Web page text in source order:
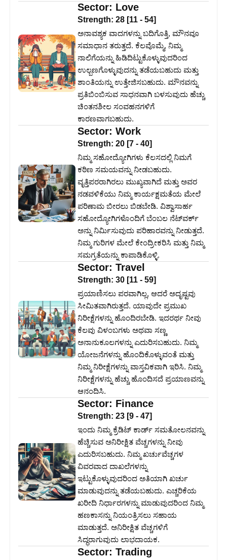
Sector: Love
Strength: 28 [11 - 54]
ಅನಾವಶ್ಯಕ ವಾದಗಳನ್ನು ಬದಿಗೊತ್ತಿ, ಮೌನವೂ
ಸಮಾಧಾನ ತರುತ್ತದೆ. ಕೆಲವೊಮ್ಮೆ, ನಿಮ್ಮ
ನಾಲಿಗೆಯನ್ನು ಹಿಡಿದಿಟ್ಟುಕೊಳ್ಳುವುದರಿಂದ
ಉಲ್ಬಣಗೊಳ್ಳುವುದನ್ನು ತಡೆಯಬಹುದು ಮತ್ತು
ಶಾಂತಿಯನ್ನು ಉತ್ತೇಜಿಸಬಹುದು. ಮೌನವನ್ನು
ಪ್ರತಿಬಿಂಬಿಸುವ ಸಾಧನವಾಗಿ ಬಳಸುವುದು ಹೆಚ್ಚು
ಚಿಂತನಶೀಲ ಸಂವಹನಗಳಿಗೆ
ಕಾರಣವಾಗಬಹುದು.
Sector: Work
Strength: 20 [7 - 40]
ನಿಮ್ಮ ಸಹೋದ್ಯೋಗಿಗಳು ಕೆಲಸದಲ್ಲಿ ನಿಮಗೆ
ಕಠಿಣ ಸಮಯವನ್ನು ನೀಡಬಹುದು.
ವೃತ್ತಿಪರರಾಗಿರಲು ಮುಖ್ಯವಾಗಿದೆ ಮತ್ತು ಅವರ
ನಡವಳಿಕೆಯು ನಿಮ್ಮ ಕಾರ್ಯಕ್ಷಮತೆಯ ಮೇಲೆ
ಪರಿಣಾಮ ಬೀರಲು ಬಿಡಬೇಡಿ. ವಿಶ್ವಾಸಾರ್ಹ
ಸಹೋದ್ಯೋಗಿಗಳೊಂದಿಗೆ ಬೆಂಬಲ ನೆಟ್‌ವರ್ಕ್
ಅನ್ನು ನಿರ್ಮಿಸುವುದು ಪರಿಹಾರವನ್ನು ನೀಡುತ್ತದೆ.
ನಿಮ್ಮ ಗುರಿಗಳ ಮೇಲೆ ಕೇಂದ್ರೀಕರಿಸಿ ಮತ್ತು ನಿಮ್ಮ
ಸಮಗ್ರತೆಯನ್ನು ಕಾಪಾಡಿಕೊಳ್ಳಿ.
Sector: Travel
Strength: 30 [11 - 59]
ಪ್ರಯಾಣಿಸಲು ಪರವಾಗಿಲ್ಲ, ಆದರೆ ಅದೃಷ್ಟವು
ಸೀಮಿತವಾಗಿರುತ್ತದೆ. ಯಾವುದೇ ಪ್ರಮುಖ
ನಿರೀಕ್ಷೆಗಳನ್ನು ಹೊಂದಿರಬೇಡಿ. ಇದರರ್ಥ ನೀವು
ಕೆಲವು ವಿಳಂಬಗಳು ಅಥವಾ ಸಣ್ಣ
ಅನಾನುಕೂಲಗಳನ್ನು ಎದುರಿಸಬಹುದು. ನಿಮ್ಮ
ಯೋಜನೆಗಳನ್ನು ಹೊಂದಿಕೊಳ್ಳುವಂತೆ ಮತ್ತು
ನಿಮ್ಮ ನಿರೀಕ್ಷೆಗಳನ್ನು ವಾಸ್ತವಿಕವಾಗಿ ಇರಿಸಿ. ನಿಮ್ಮ
ನಿರೀಕ್ಷೆಗಳನ್ನು ಹೆಚ್ಚು ಹೊಂದಿಸದೆ ಪ್ರಯಾಣವನ್ನು
ಆನಂದಿಸಿ.
Sector: Finance
Strength: 23 [9 - 47]
ಇಂದು ನಿಮ್ಮ ಕ್ರೆಡಿಟ್ ಕಾರ್ಡ್ ಸಮತೋಲನವನ್ನು
ಹೆಚ್ಚಿಸುವ ಅನಿರೀಕ್ಷಿತ ವೆಚ್ಚಗಳನ್ನು ನೀವು
ಎದುರಿಸಬಹುದು. ನಿಮ್ಮ ಖರ್ಚುವೆಚ್ಚಗಳ
ವಿವರವಾದ ದಾಖಲೆಗಳನ್ನು
ಇಟ್ಟುಕೊಳ್ಳುವುದರಿಂದ ಅತಿಯಾಗಿ ಖರ್ಚು
ಮಾಡುವುದನ್ನು ತಡೆಯಬಹುದು. ಎಚ್ಚರಿಕೆಯ
ಖರೀದಿ ನಿರ್ಧಾರಗಳನ್ನು ಮಾಡುವುದರಿಂದ ನಿಮ್ಮ
ಹಣಕಾಸನ್ನು ನಿಯಂತ್ರಿಸಲು ಸಹಾಯ
ಮಾಡುತ್ತದೆ. ಅನಿರೀಕ್ಷಿತ ವೆಚ್ಚಗಳಿಗೆ
ಸಿದ್ಧರಾಗುವುದು ಲಾಭದಾಯಕ.
Sector: Trading